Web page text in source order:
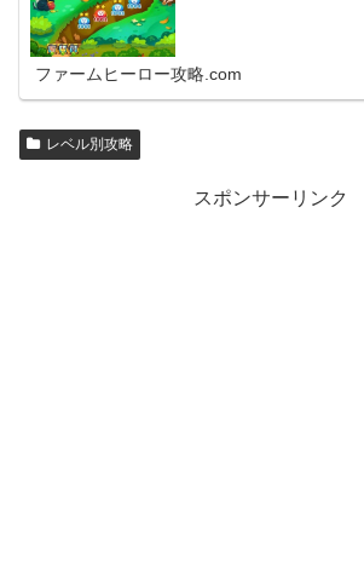
ファームヒーロー攻略.com
レベル別攻略
スポンサーリンク